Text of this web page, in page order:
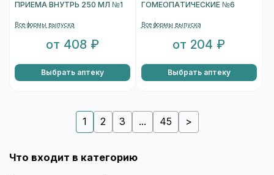
ПРИЕМА ВНУТРЬ 250 МЛ №1
Все формы выпуска
от 408 ₽
Выбрать аптеку
ГОМЕОПАТИЧЕСКИЕ №6
Все формы выпуска
от 204 ₽
Выбрать аптеку
1 2 3 ... 45 >
Что входит в категорию